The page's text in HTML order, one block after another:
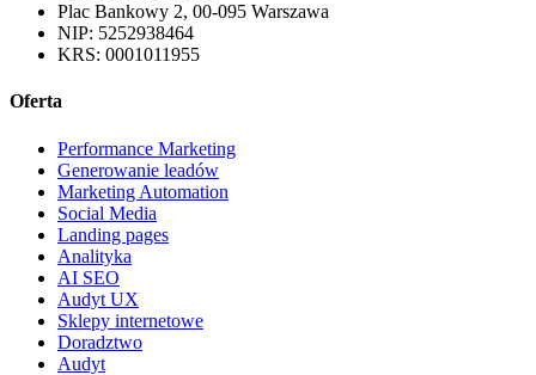
Plac Bankowy 2, 00-095 Warszawa
NIP: 5252938464
KRS: 0001011955
Oferta
Performance Marketing
Generowanie leadów
Marketing Automation
Social Media
Landing pages
Analityka
AI SEO
Audyt UX
Sklepy internetowe
Doradztwo
Audyt